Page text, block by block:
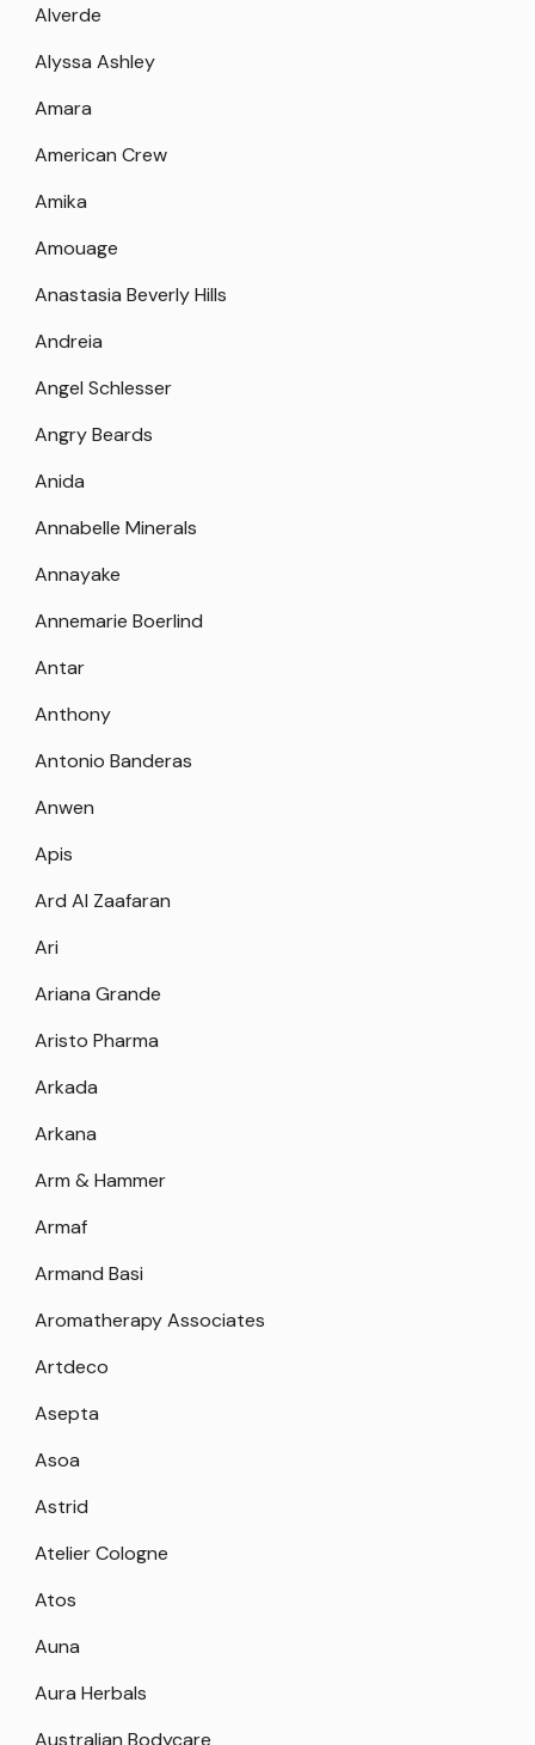
Alverde
Alyssa Ashley
Amara
American Crew
Amika
Amouage
Anastasia Beverly Hills
Andreia
Angel Schlesser
Angry Beards
Anida
Annabelle Minerals
Annayake
Annemarie Boerlind
Antar
Anthony
Antonio Banderas
Anwen
Apis
Ard Al Zaafaran
Ari
Ariana Grande
Aristo Pharma
Arkada
Arkana
Arm & Hammer
Armaf
Armand Basi
Aromatherapy Associates
Artdeco
Asepta
Asoa
Astrid
Atelier Cologne
Atos
Auna
Aura Herbals
Australian Bodycare